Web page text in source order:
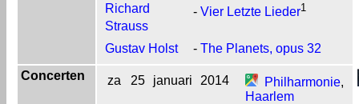
Richard
Strauss
- Vier Letzte Lieder1
Gustav Holst - The Planets, opus 32
Concerten
za 25 januari 2014 Philharmonie,
Haarlem